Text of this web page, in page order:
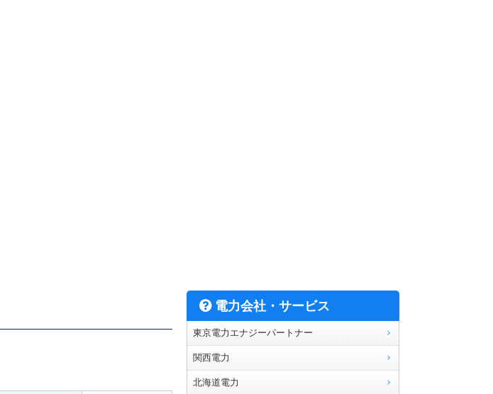
電力会社・サービス
東京電力エナジーパートナー
関西電力
北海道電力